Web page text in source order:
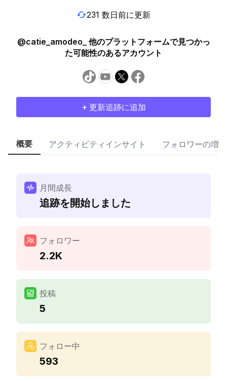
231 数日前に更新
@catie_amodeo_ 他のプラットフォームで見つかっ
た可能性のあるアカウント
+ 更新追跡に追加
概要 アクティビティインサイト フォロワーの増加
月間成長
追跡を開始しました
フォロワー
2.2K
投稿
5
フォロー中
593